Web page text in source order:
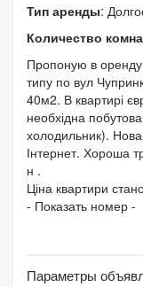
Тип аренды:
Количество
Пропоную в оренду
типу по вул
40м2. В квартирі
необхідна
холодильник). Нова
Інтернет. Хороша
н .
Ціна квартири
- Показать номер -
Параметры